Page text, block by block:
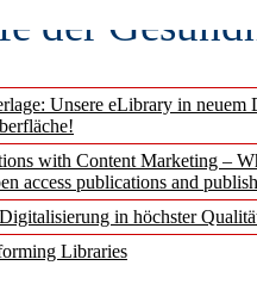
Unsere eLibrary in neuem
with Content Marketing –
access publications and
in höchster
Libraries
der